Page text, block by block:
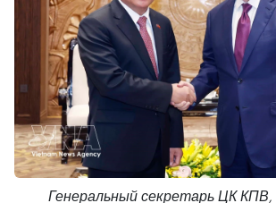
Генеральный секретарь ЦК